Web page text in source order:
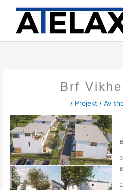
innehåll
Brf
/ Projekt / Av